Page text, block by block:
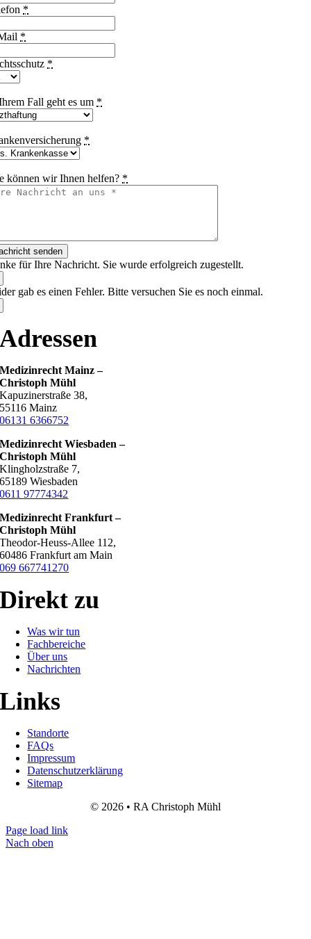
*
*
*
Fall geht es um *
*
können wir Ihnen helfen? *
senden
für Ihre Nachricht. Sie wurde erfolgreich zugestellt.
gab es einen Fehler. Bitte versuchen Sie es noch einmal.
Adressen
Medizinrecht Mainz –
Christoph Mühl
Kapuzinerstraße 38,
55116 Mainz
06131 6366752
Medizinrecht Wiesbaden –
Christoph Mühl
Klingholzstraße 7,
65189 Wiesbaden
0611 97774342
Medizinrecht Frankfurt–
Christoph Mühl
Theodor-Heuss-Allee 112,
60486 Frankfurt am Main
069 667741270
Direkt zu
Was wir tun
Fachbereiche
Über uns
Nachrichten
Links
Standorte
FAQs
Impressum
Datenschutzerklärung
Sitemap
© 2026 • RA Christoph Mühl
Page load link
Nach oben